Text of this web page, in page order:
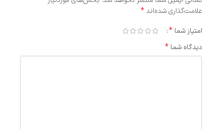
علامت‌گذاری شده‌اند*
امتیاز شما *
دیدگاه شما *